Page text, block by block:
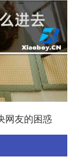
网友的困惑